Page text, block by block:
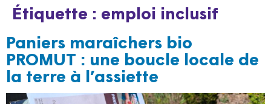
Étiquette : emploi inclusif
Paniers maraîchers bio
PROMUT : une boucle locale de
la terre à l’assiette